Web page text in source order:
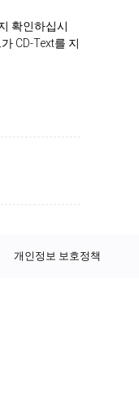
확인하십시
CD-Text를 지
개인정보 보호정책